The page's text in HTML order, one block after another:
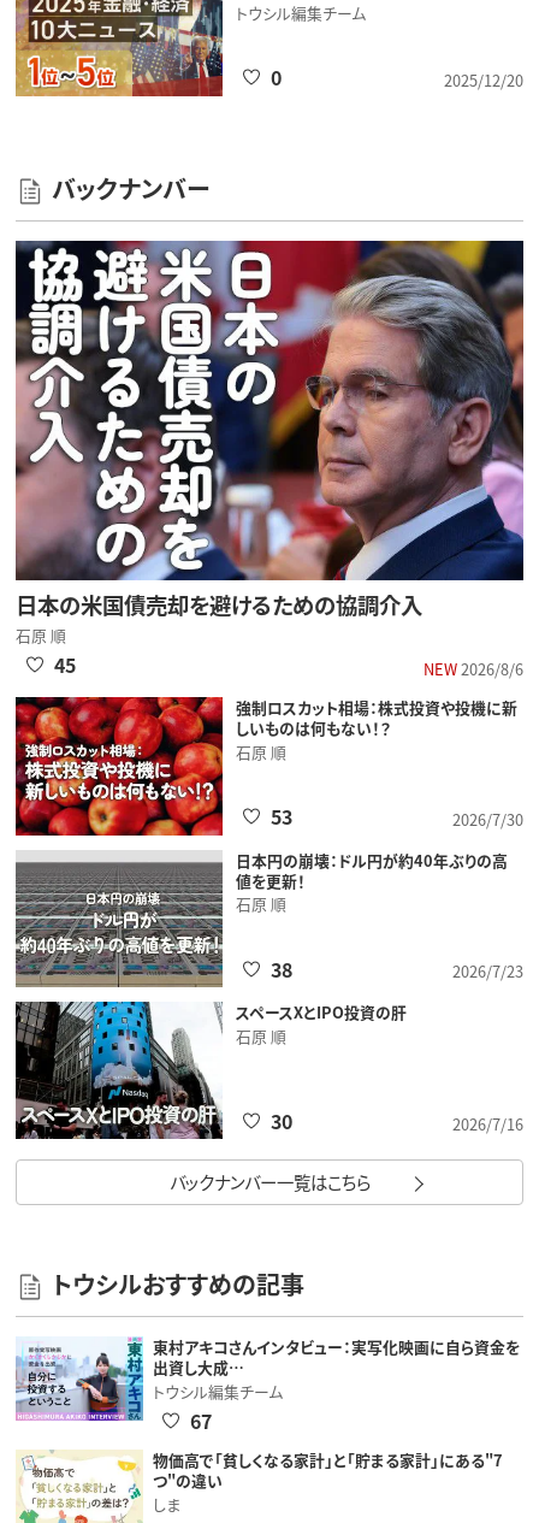
トウシル編集チーム
2025/12/20
0
バックナンバー
日本の米国債売却を避けるための協調介入
石原 順
NEW2026/8/6
45
強制ロスカット相場：株式投資や投機に新
しいものは何もない！？
石原 順
2026/7/30
53
日本円の崩壊：ドル円が約40年ぶりの高
値を更新！
石原 順
2026/7/23
38
スペースXとIPO投資の肝
石原 順
2026/7/16
30
バックナンバー一覧はこちら
トウシルおすすめの記事
東村アキコさんインタビュー：実写化映画に自ら資金を
出資し大成…
トウシル編集チーム
67
物価高で「貧しくなる家計」と「貯まる家計」にある"7
つ"の違い
しま